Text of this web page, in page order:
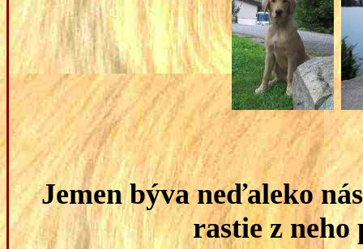
Jemen býva neďaleko
rastie z